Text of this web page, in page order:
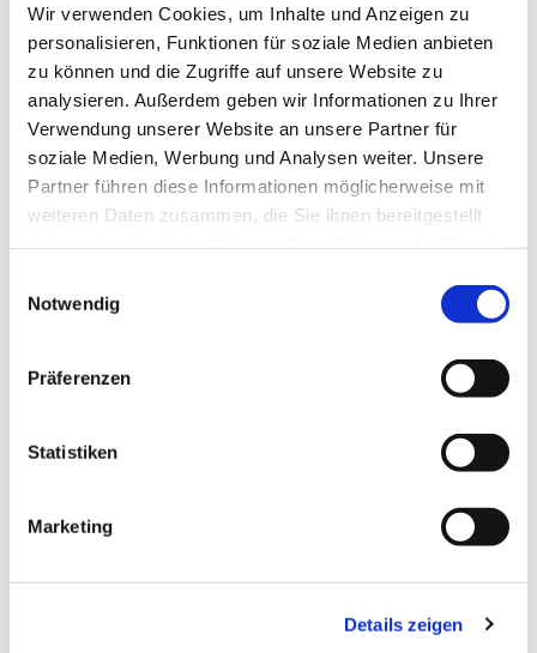
Wir verwenden Cookies, um Inhalte und Anzeigen zu
personalisieren, Funktionen für soziale Medien anbieten
zu können und die Zugriffe auf unsere Website zu
analysieren. Außerdem geben wir Informationen zu Ihrer
Verwendung unserer Website an unsere Partner für
soziale Medien, Werbung und Analysen weiter. Unsere
Partner führen diese Informationen möglicherweise mit
weiteren Daten zusammen, die Sie ihnen bereitgestellt
Notwendig
Präferenzen
Statistiken
Marketing
Details zeigen
Dies könnte Sie auch